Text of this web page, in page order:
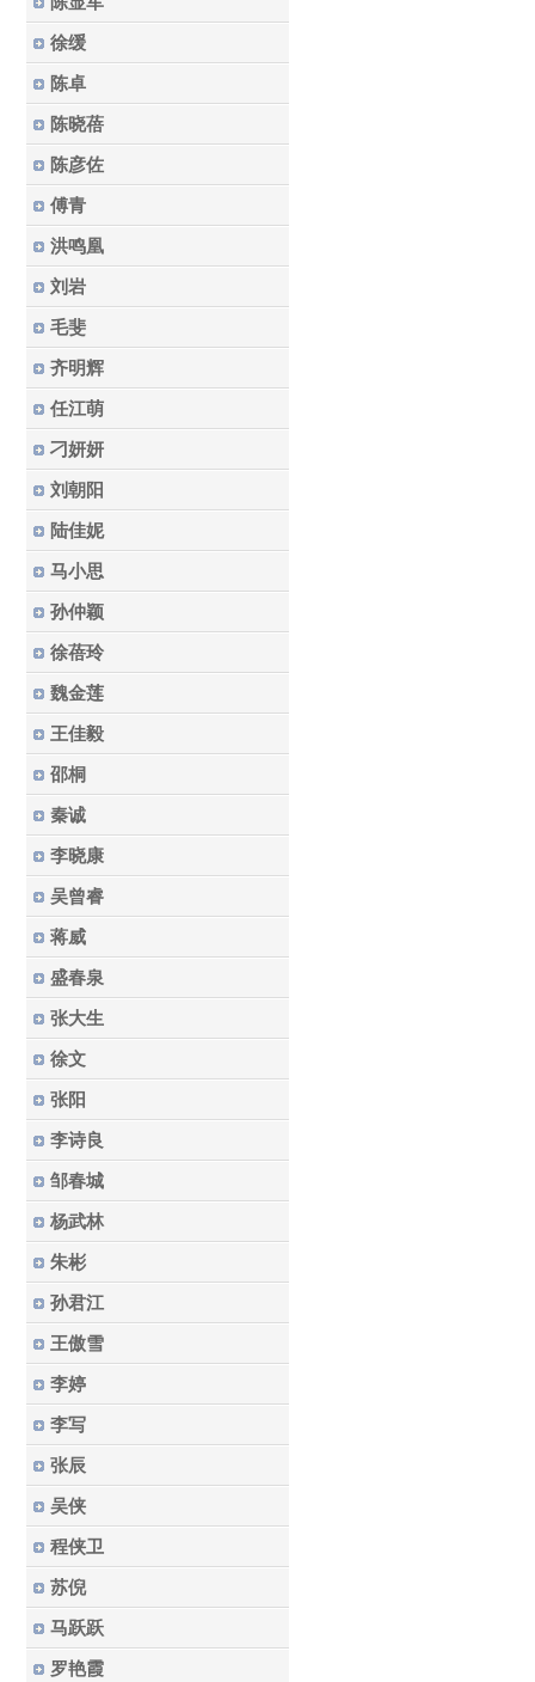
徐缓
陈卓
陈晓蓓
陈彦佐
傅青
洪鸣凰
刘岩
毛斐
齐明辉
任江萌
刁妍妍
刘朝阳
陆佳妮
马小思
孙仲颖
徐蓓玲
魏金莲
王佳毅
邵桐
秦诚
李晓康
吴曾睿
蒋威
盛春泉
张大生
徐文
张阳
李诗良
邹春城
杨武林
朱彬
孙君江
王傲雪
李婷
李写
张辰
吴侠
程侠卫
苏倪
马跃跃
罗艳霞